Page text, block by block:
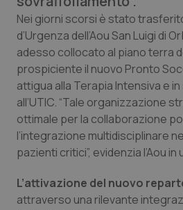
Basilicata
Calabria
Campania
Emilia-Romagna
Friuli Venezia Giulia
Lazio
Artrite & artrosi
Asma & BPCO
Car-T
Colesterolo &
Dermatite Atopica
Diabete & glucometri
QS Club Newsletter
Nei giorni scorsi è stato
d’Urgenza dell’Aou San Luigi di
adesso collocato al piano terra
prospiciente il nuovo Pronto
attigua alla Terapia Intensiva e
all’UTIC. “Tale organizzazione
ottimale per la collaborazione
l’integrazione multidisciplinare
pazienti critici”, evidenzia l’Aou in
L’attivazione del nuovo
attraverso una rilevante